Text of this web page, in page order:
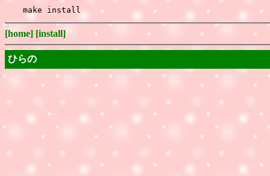
[home] [install]
ひらの